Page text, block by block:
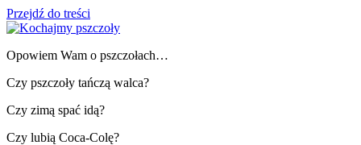
Przejdź do treści
Opowiem Wam o pszczołach…
Czy pszczoły tańczą walca?
Czy zimą spać idą?
Czy lubią Coca-Colę?